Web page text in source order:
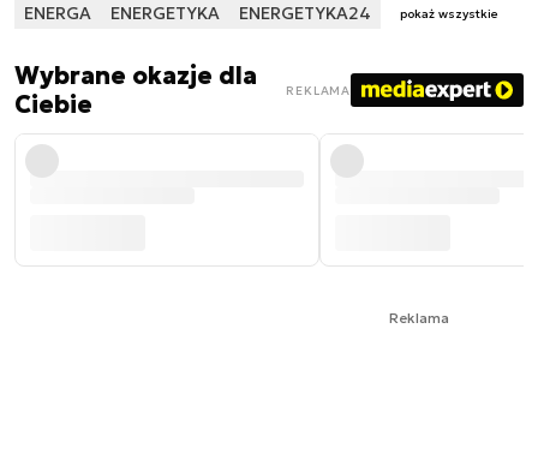
ENERGA ENERGETYKA ENERGETYKA24 pokaż wszystkie
Wybrane okazje dla
Ciebie
REKLAMA
Reklama